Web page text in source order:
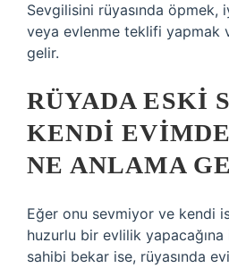
Sevgilisini rüyasında öpmek,
veya evlenme teklifi yapmak
gelir.
RÜYADA ESKI
KENDI
NE ANLAMA
Eğer onu sevmiyor ve kendi
huzurlu bir evlilik
sahibi bekar ise, rüyasında